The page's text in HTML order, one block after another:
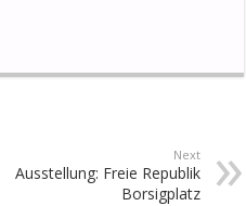
Next
Ausstellung: Freie Republik
Borsigplatz